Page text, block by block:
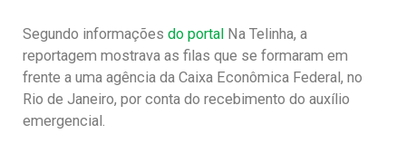
Segundo informações do portal Na Telinha, a
reportagem mostrava as filas que se formaram em
frente a uma agência da Caixa Econômica Federal, no
Rio de Janeiro, por conta do recebimento do auxílio
emergencial.